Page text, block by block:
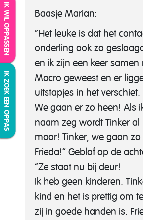
IK WIL OPPASSEN
IK ZOEK EEN OPPAS
Baasje Marian:
“Het leuke is dat het
onderling ook zo
en ik zijn een keer samen
Macro geweest en er
uitstapjes in het verschiet.
We gaan er zo heen! Als
naam zeg wordt Tinker al
maar! Tinker, we gaan
Frieda!” Geblaf op de
“Ze staat nu bij deur!
Ik heb geen kinderen.
kind en het is prettig om
zij in goede handen is.